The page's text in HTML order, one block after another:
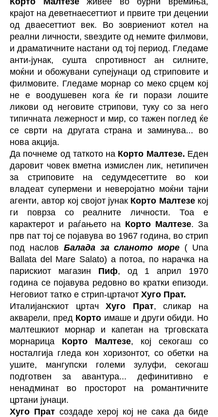
крајот на деветнаесеттиот и првите три децении
од дваесеттиот век. Во зовриениот котел на
реални личности, ѕвездите од немите филмови,
и драматичните настани од тој период. Гледаме
анти-јунак, сушта спротивност ан силните,
моќни и обожувани супејунаци од стриповите и
филмовите. Гледаме морнар со меко срцем кој
не е воодушевен кога ќе ги порази лошите
ликови од неговите стрипови, туку со за него
типичната лежерност и мир, со тажен поглед ќе
се сврти на другата страна и заминува... во
нова акција.
Да почнеме од таткото на Корто Малтезе. Еден
даровит човек вметна измислен лик, нетипичен
за стриповите на седумдесеттите во кои
владеат супермени и неверојатно моќни тајни
агенти, автор кој својот јунак Корто Малтезекој
ги поврза со реалните личности. Тоа е
карактерот и раѓањето на Корто Малтезе. За
прв пат тој се појавува во 1967 година, во стрип
под наслов Балада за сланото море ( Una
Ballata del Mare Salato) а потоа, по нарачка на
парискиот магазин Пиф, од 1 април 1970
година се појавува редовно во кратки епизоди.
Неговиот татко е стрип-цртачот Хуго Прат.
Италијанскиот цртачХуго Прат, сликар на
акварели, пред Корто имаше и други обиди. Но
малтешкиот морнар и капетан на трговската
морнарица Корто Малтезе, кој секогаш со
носталгија гледа кон хоризонтот, со обетки на
ушите, мангупски големи зулуфи, секогаш
подготвен за авантура... дефинитивно е
ненадминат во просторот на романтичните
цртани јунаци.
Хуго Пратсоздаде херој кој не сака да биде